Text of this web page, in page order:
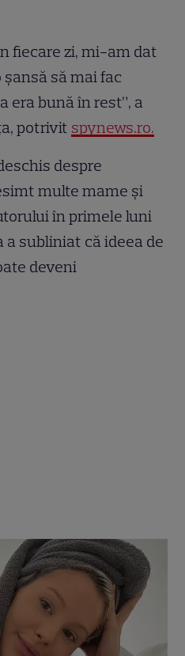
fiecare zi, mi-am dat
să mai fac
era bună în rest”, a
potrivit spynews.ro.
despre
multe mame și
în primele luni
a subliniat că ideea de
deveni